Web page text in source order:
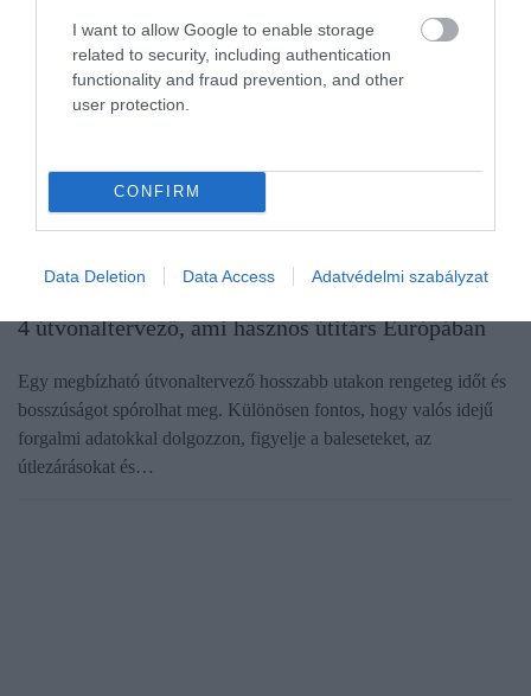
I want to allow Google to enable storage
related to security, including authentication
functionality and fraud prevention, and other
user protection.
CONFIRM
Data Deletion Data Access Adatvédelmi szabályzat
4 útvonaltervező, ami hasznos útitárs Európában
Egy megbízható útvonaltervező hosszabb utakon rengeteg időt és
bosszúságot spórolhat meg. Különösen fontos, hogy valós idejű
forgalmi adatokkal dolgozzon, figyelje a baleseteket, az
útlezárásokat és…